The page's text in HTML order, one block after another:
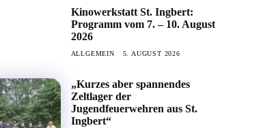
Kinowerkstatt St. Ingbert:
Programm vom 7. – 10. August
2026
ALLGEMEIN 5. AUGUST 2026
„Kurzes aber spannendes
Zeltlager der
Jugendfeuerwehren aus St.
Ingbert“